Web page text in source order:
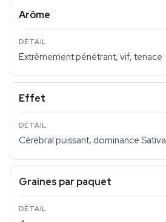
Arôme
Extrêmement pénétrant, vif, tenace
Effet
Cérébral puissant, dominance Sativa
Graines par paquet